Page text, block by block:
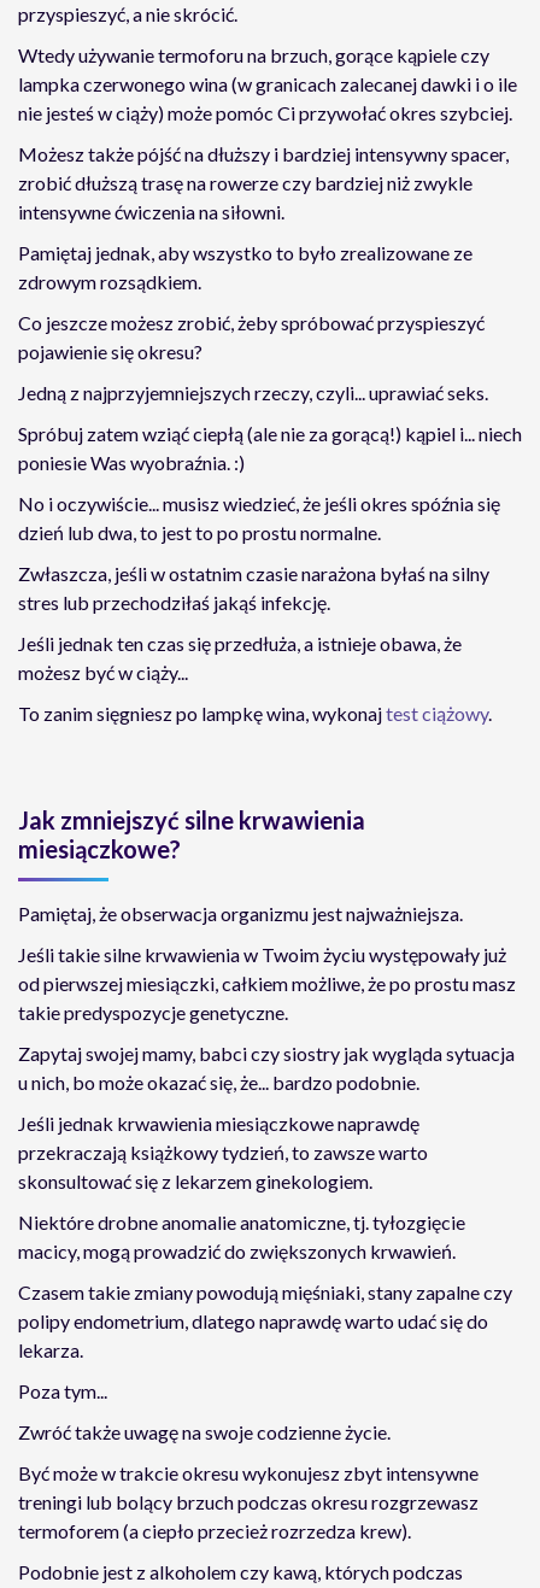
przyspieszyć, a nie skrócić.
Wtedy używanie termoforu na brzuch, gorące kąpiele czy
lampka czerwonego wina (w granicach zalecanej dawki i o ile
nie jesteś w ciąży) może pomóc Ci przywołać okres szybciej.
Możesz także pójść na dłuższy i bardziej intensywny spacer,
zrobić dłuższą trasę na rowerze czy bardziej niż zwykle
intensywne ćwiczenia na siłowni.
Pamiętaj jednak, aby wszystko to było zrealizowane ze
zdrowym rozsądkiem.
Co jeszcze możesz zrobić, żeby spróbować przyspieszyć
pojawienie się okresu?
Jedną z najprzyjemniejszych rzeczy, czyli... uprawiać seks.
Spróbuj zatem wziąć ciepłą (ale nie za gorącą!) kąpiel i... niech
poniesie Was wyobraźnia. :)
No i oczywiście... musisz wiedzieć, że jeśli okres spóźnia się
dzień lub dwa, to jest to po prostu normalne.
Zwłaszcza, jeśli w ostatnim czasie narażona byłaś na silny
stres lub przechodziłaś jakąś infekcję.
Jeśli jednak ten czas się przedłuża, a istnieje obawa, że
możesz być w ciąży...
To zanim sięgniesz po lampkę wina, wykonajtest ciążowy.
Jak zmniejszyć silne krwawienia
miesiączkowe?
Pamiętaj, że obserwacja organizmu jest najważniejsza.
Jeśli takie silne krwawienia w Twoim życiu występowały już
od pierwszej miesiączki, całkiem możliwe, że po prostu masz
takie predyspozycje genetyczne.
Zapytaj swojej mamy, babci czy siostry jak wygląda sytuacja
u nich, bo może okazać się, że... bardzo podobnie.
Jeśli jednak krwawienia miesiączkowe naprawdę
przekraczają książkowy tydzień, to zawsze warto
skonsultować się z lekarzem ginekologiem.
Niektóre drobne anomalie anatomiczne, tj. tyłozgięcie
macicy, mogą prowadzić do zwiększonych krwawień.
Czasem takie zmiany powodują mięśniaki, stany zapalne czy
polipy endometrium, dlatego naprawdę warto udać się do
lekarza.
Poza tym...
Zwróć także uwagę na swoje codzienne życie.
Być może w trakcie okresu wykonujesz zbyt intensywne
treningi lub bolący brzuch podczas okresu rozgrzewasz
termoforem (a ciepło przecież rozrzedza krew).
Podobnie jest z alkoholem czy kawą, których podczas